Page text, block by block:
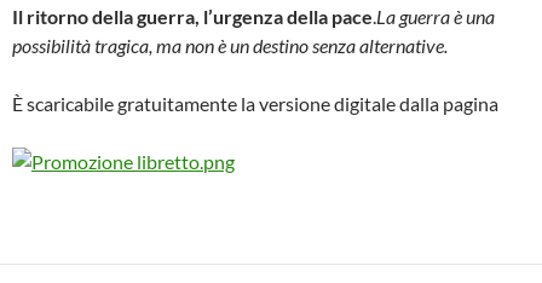
Il ritorno della guerra, l’urgenza della pace.La guerra è una
possibilità tragica, ma non è un destino senza alternative.
È scaricabile gratuitamente la versione digitale dalla pagina